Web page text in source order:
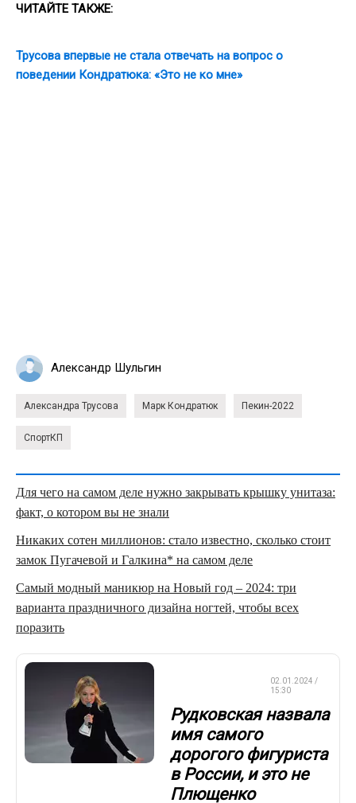
ЧИТАЙТЕ ТАКЖЕ:
Трусова впервые не стала отвечать на вопрос о
поведении Кондратюка: «Это не ко мне»
Александр Шульгин
Александра Трусова Марк Кондратюк Пекин-2022
СпортКП
Для чего на самом деле нужно закрывать крышку унитаза:
факт, о котором вы не знали
Никаких сотен миллионов: стало известно, сколько стоит
замок Пугачевой и Галкина* на самом деле
Самый модный маникюр на Новый год – 2024: три
варианта праздничного дизайна ногтей, чтобы всех
поразить
02.01.2024 /
15:30
Рудковская назвала
имя самого
дорогого фигуриста
в России, и это не
Плющенко